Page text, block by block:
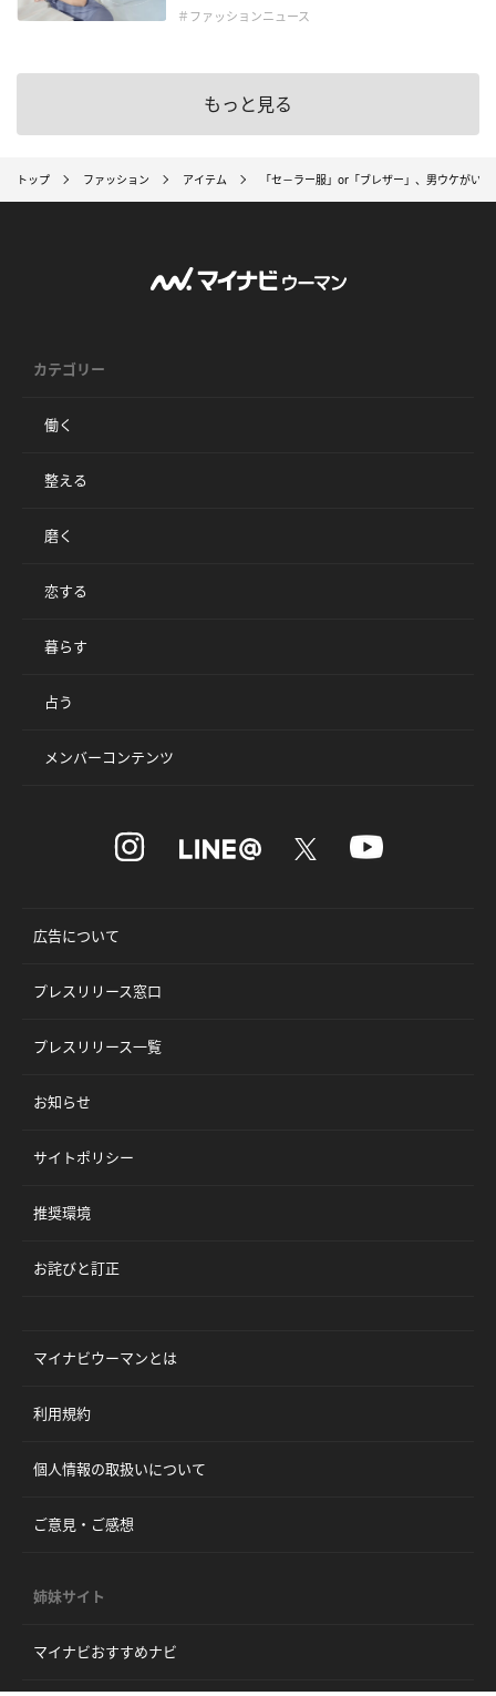
＃ファッションニュース
もっと見る
トップ ファッション アイテム 「セ－ラー服」or「ブレザー」、男ウケがい
カテゴリー
働く
整える
磨く
恋する
暮らす
占う
メンバーコンテンツ
広告について
プレスリリース窓口
プレスリリース一覧
お知らせ
サイトポリシー
推奨環境
お詫びと訂正
マイナビウーマンとは
利用規約
個人情報の取扱いについて
ご意見・ご感想
姉妹サイト
マイナビおすすめナビ